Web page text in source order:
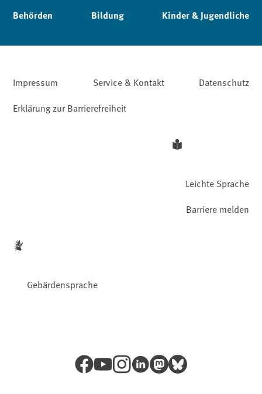
Behörden Bildung Kinder & Jugendliche
Impressum Service & Kontakt
Datenschutz
Erklärung zur Barrierefreiheit
Leichte Sprache
Gebärdensprache
Barriere melden